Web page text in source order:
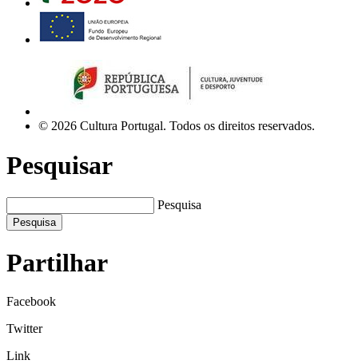
© 2026 Cultura Portugal. Todos os direitos reservados.
Pesquisar
Pesquisa
Pesquisa
Partilhar
Facebook
Twitter
Link